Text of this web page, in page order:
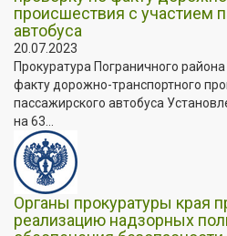
происшествия с участием
автобуса
20.07.2023
Прокуратура Пограничного
факту дорожно-транспортного
пассажирского автобуса
на 63...
Органы прокуратуры края
реализацию надзорных